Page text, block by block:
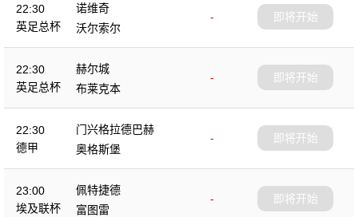
22:30
英足总杯
诺维奇
-
沃尔索尔
即将开始
22:30
英足总杯
赫尔城
-
布莱克本
即将开始
22:30
德甲
门兴格拉德巴赫
-
奥格斯堡
即将开始
23:00
埃及联杯
佩特捷德
-
富图雷
即将开始